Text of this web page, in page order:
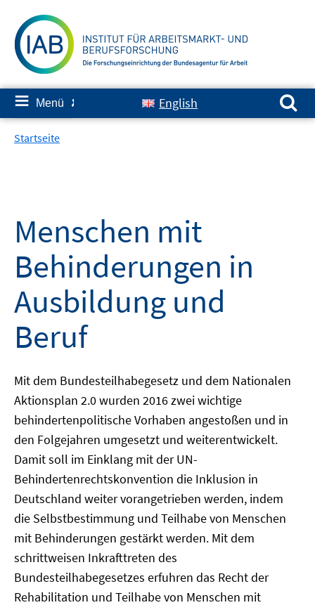
zum
Inhalt
≡ Menü ✘ English
Suchen nach:
Startseite
Menschen mit
Behinderungen in
Ausbildung und
Beruf
Mit dem Bundesteilhabegesetz und dem Nationalen
Aktionsplan 2.0 wurden 2016 zwei wichtige
behindertenpolitische Vorhaben angestoßen und in
den Folgejahren umgesetzt und weiterentwickelt.
Damit soll im Einklang mit der UN-
Behindertenrechtskonvention die Inklusion in
Deutschland weiter vorangetrieben werden, indem
die Selbstbestimmung und Teilhabe von Menschen
mit Behinderungen gestärkt werden. Mit dem
schrittweisen Inkrafttreten des
Bundesteilhabegesetzes erfuhren das Recht der
Rehabilitation und Teilhabe von Menschen mit